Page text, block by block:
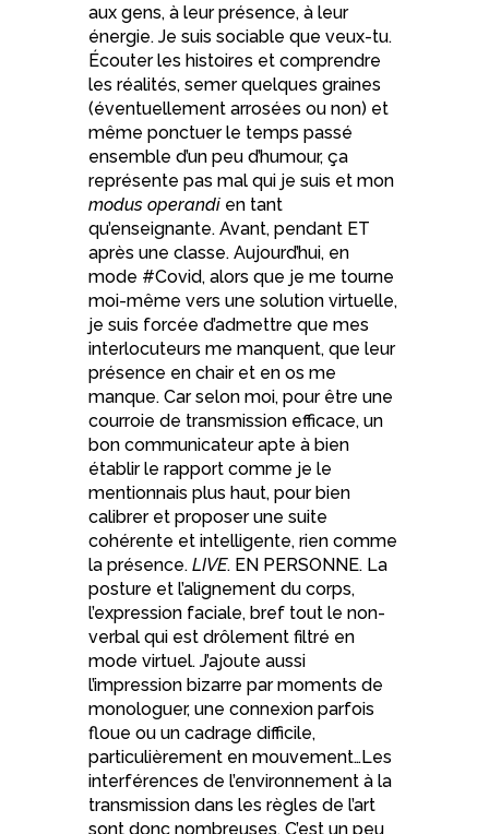
aux gens, à leur présence, à leur
énergie. Je suis sociable que veux-tu.
Écouter les histoires et comprendre
les réalités, semer quelques graines
(éventuellement arrosées ou non) et
même ponctuer le temps passé
ensemble d’un peu d’humour, ça
représente pas mal qui je suis et mon
modus operandien tant
qu’enseignante. Avant, pendant ET
après une classe. Aujourd’hui, en
mode #Covid, alors que je me tourne
moi-même vers une solution virtuelle,
je suis forcée d’admettre que mes
interlocuteurs me manquent, que leur
présence en chair et en os me
manque. Car selon moi, pour être une
courroie de transmission efficace, un
bon communicateur apte à bien
établir le rapport comme je le
mentionnais plus haut, pour bien
calibrer et proposer une suite
cohérente et intelligente, rien comme
la présence. LIVE. EN PERSONNE. La
posture et l’alignement du corps,
l’expression faciale, bref tout le non-
verbal qui est drôlement filtré en
mode virtuel. J’ajoute aussi
l’impression bizarre par moments de
monologuer, une connexion parfois
floue ou un cadrage difficile,
particulièrement en mouvement…Les
interférences de l’environnement à la
transmission dans les règles de l’art
sont donc nombreuses. C’est un peu